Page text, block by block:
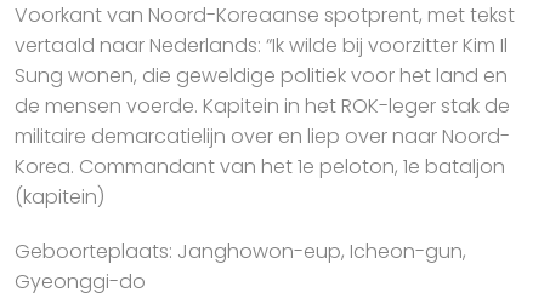
Voorkant van Noord-Koreaanse spotprent, met tekst
vertaald naar Nederlands: “Ik wilde bij voorzitter Kim Il
Sung wonen, die geweldige politiek voor het land en
de mensen voerde. Kapitein in het ROK-leger stak de
militaire demarcatielijn over en liep over naar Noord-
Korea. Commandant van het 1e peloton, 1e bataljon
(kapitein)
Geboorteplaats: Janghowon-eup, Icheon-gun,
Gyeonggi-do